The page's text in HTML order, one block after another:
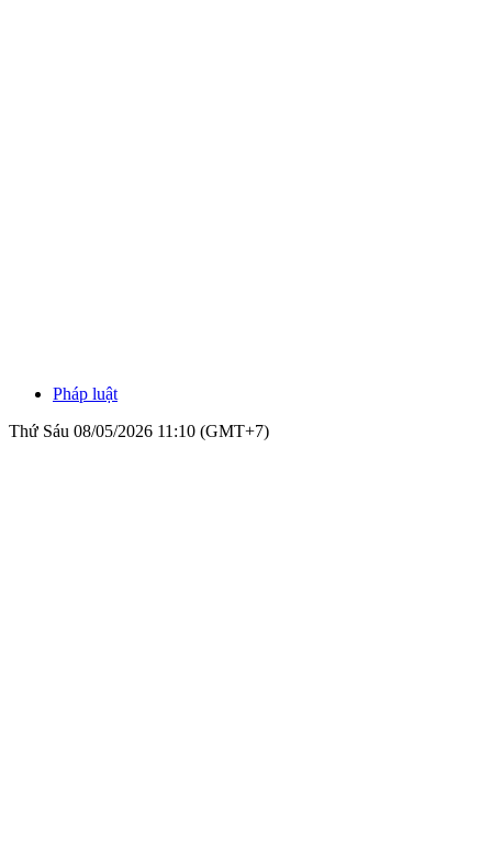
Pháp luật
Thứ Sáu 08/05/2026 11:10 (GMT+7)